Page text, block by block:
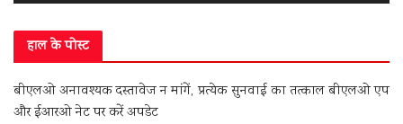
हाल के पोस्ट
बीएलओ अनावश्यक दस्तावेज न मांगें, प्रत्येक सुनवाई का तत्काल बीएलओ एप
और ईआरओ नेट पर करें अपडेट